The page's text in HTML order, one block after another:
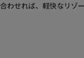
わせれば、軽快なリゾ